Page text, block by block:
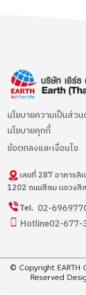
นโยบายความเป็นส่ว
นโยบายคุกกี้
ข้อตกลงและเงื่อนไข
เลขที่ 287 อาคารลิ
1202 ถนนสีลม แขวงสี
Tel. 02-
Hotline02-677-
© Copyright EARTH
Reserved